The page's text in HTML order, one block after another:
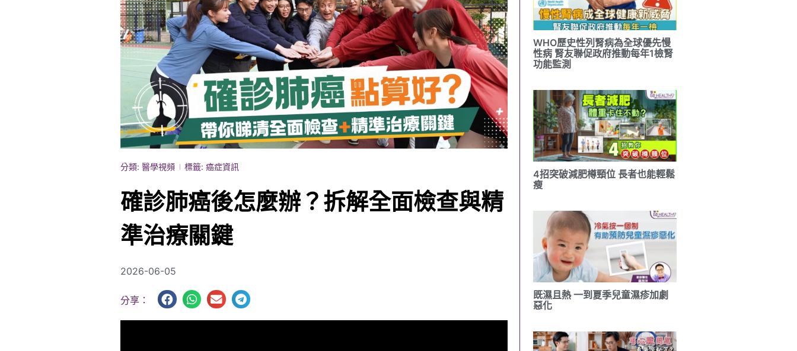
分類: 醫學視頻 標籤: 癌症資訊
確診肺癌後怎麼辦？拆解全面檢查與精
準治療關鍵
2026-06-05
分享：
WHO歷史性列腎病為全球優先慢
性病 腎友聯促政府推動每年1檢腎
功能監測
4招突破減肥樽頸位 長者也能輕鬆
瘦
既濕且熱 一到夏季兒童濕疹加劇
惡化